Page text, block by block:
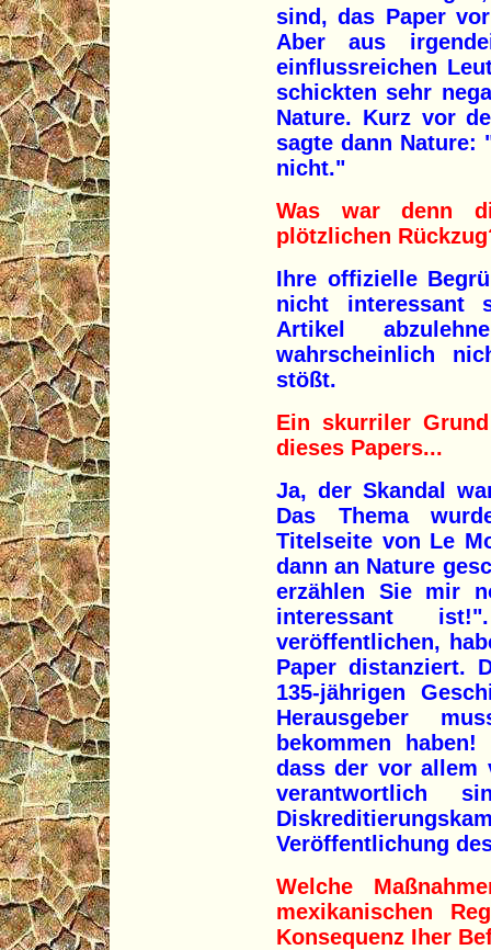
sind, das Paper
Aber aus
einflussreichen
schickten sehr
Nature. Kurz vor
sagte dann Nature:
nicht."
Was war denn
plötzlichen
Ihre offizielle
nicht interessant
Artikel
wahrscheinlich
stößt.
Ein skurriler
dieses Papers...
Ja, der Skandal
Das Thema
Titelseite von Le
dann an Nature
erzählen Sie mir
interessant
veröffentlichen,
Paper distanziert.
135-jährigen
Herausgeber
bekommen haben!
dass der vor allem
verantwortlich
Veröffentlichung
Welche
mexikanischen
Konsequenz Iher